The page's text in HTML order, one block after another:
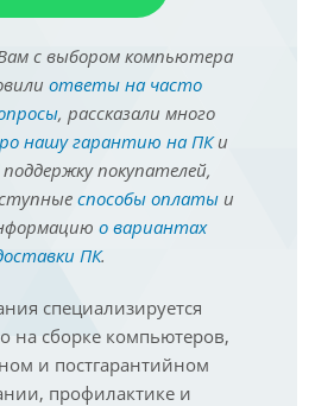
с выбором компьютера
ответы на часто
, рассказали много
нашу гарантию на ПКи
покупателей,
способы оплатыи
о вариантах
ПК.
специализируется
на сборке компьютеров,
и постгарантийном
профилактике и